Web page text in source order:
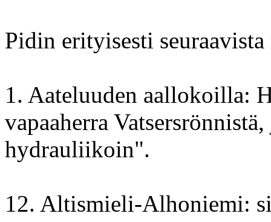
Pidin erityisesti
1. Aateluuden aallokoilla:
vapaaherra
hydrauliikoin".
12. Altismieli-Alhoniemi: